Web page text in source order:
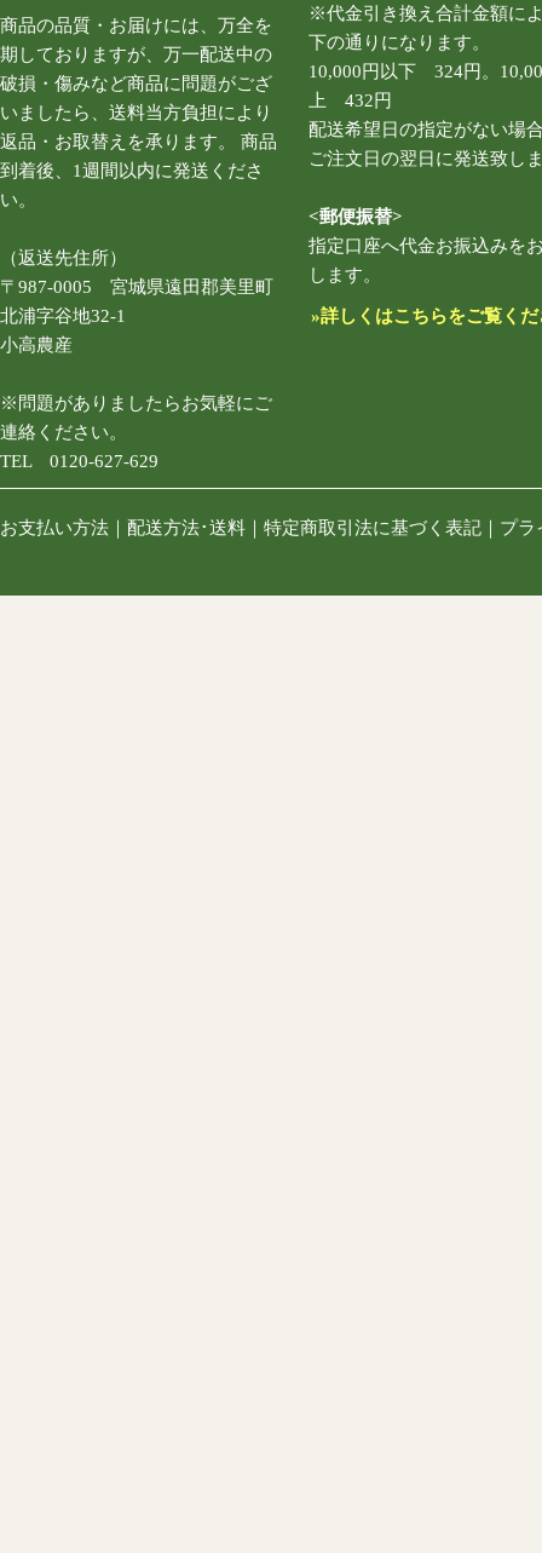
商品の品質・お届けには、万全を
期しておりますが、万一配送中の
破損・傷みなど商品に問題がござ
いましたら、送料当方負担により
返品・お取替えを承ります。 商品
到着後、1週間以内に発送くださ
い。
（返送先住所）
〒987-0005 宮城県遠田郡美里町
北浦字谷地32-1
小高農産
※問題がありましたらお気軽にご
連絡ください。
TEL 0120-627-629
※代金引き換え合計金額に
下の通りになります。
10,000円以下 324円。
上 432円
配送希望日の指定がない場
ご注文日の翌日に発送致し
<郵便振替>
指定口座へ代金お振込みを
します。
»詳しくはこちらをご覧く
お支払い方法 配送方法･送料 特定商取引法に基づく表記 プラ